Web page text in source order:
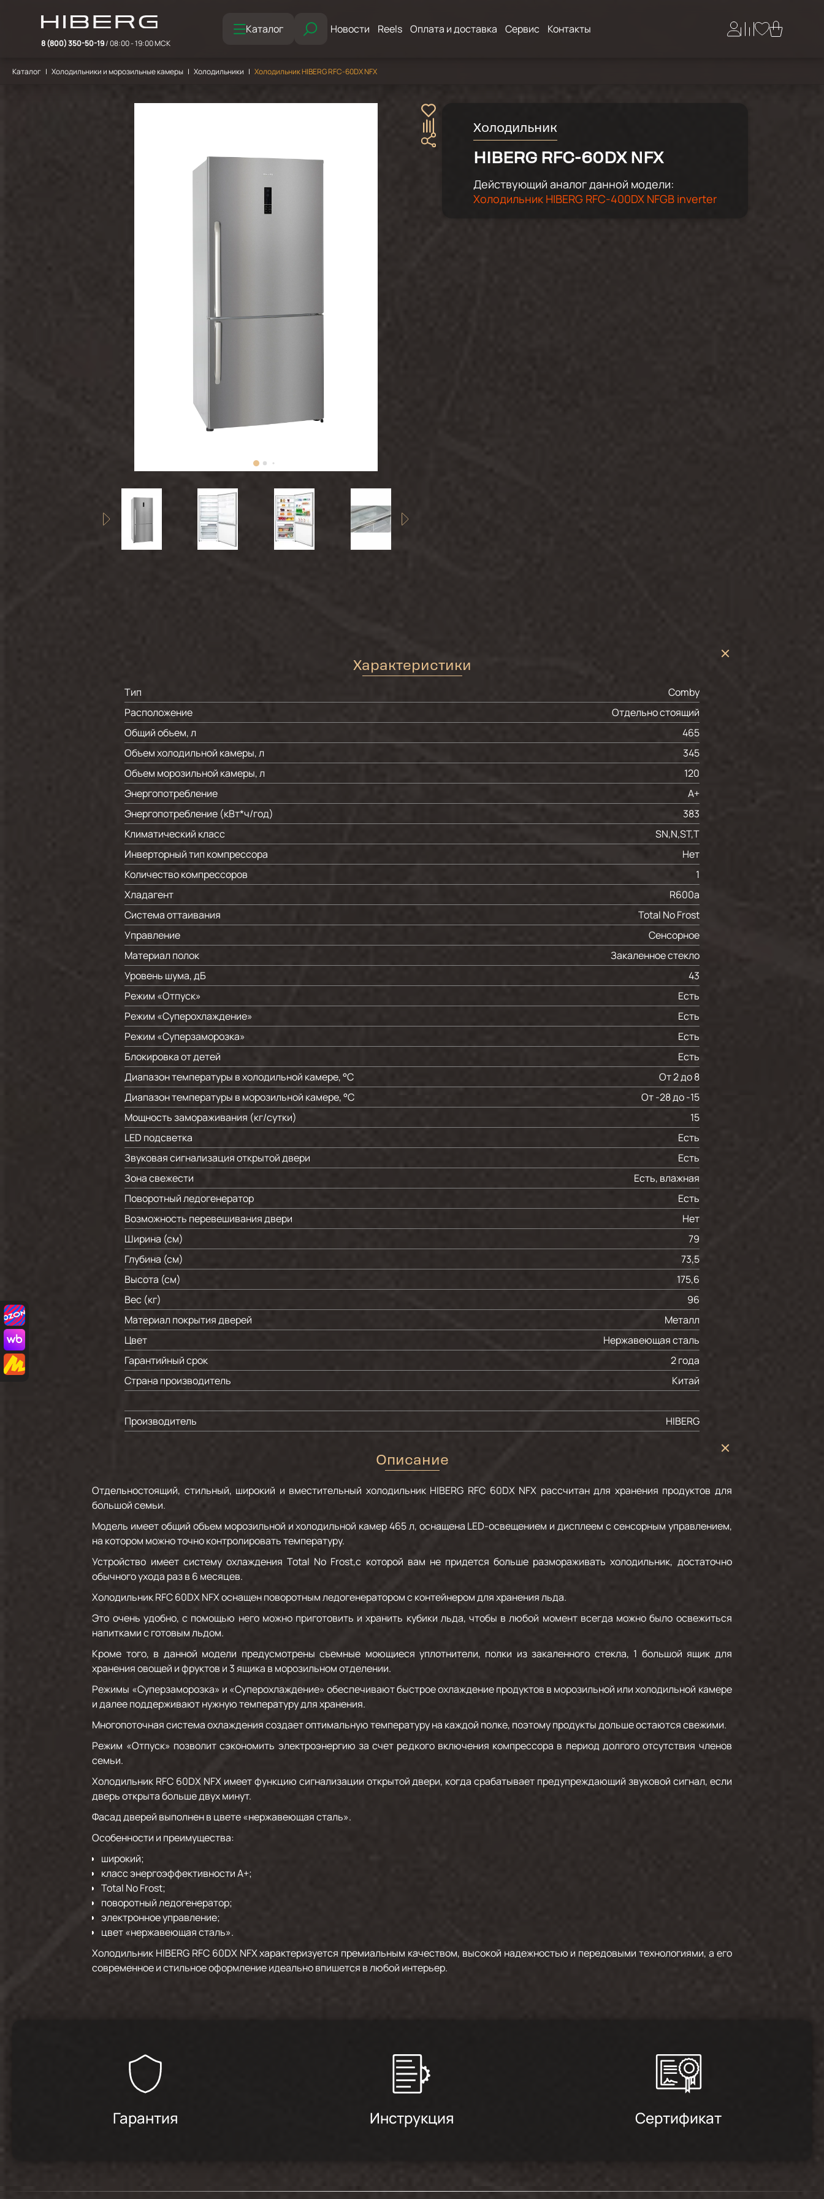
8 (800) 350-50-19/ 08:00 - 19:00 МСК
Каталог Новости Reels Оплата и доставка Сервис Контакты
Каталог Холодильники и морозильные камеры Холодильники Холодильник HIBERG RFC-60DX NFX
Холодильник
HIBERG RFC-60DX NFX
Действующий аналог данной модели:
Холодильник HIBERG RFC-400DX NFGB inverter
Характеристики
Тип
Comby
Расположение
Отдельно стоящий
Общий объем, л
465
Объем холодильной камеры, л
345
Объем морозильной камеры, л
120
Энергопотребление
A+
Энергопотребление (кВт*ч/год)
383
Климатический класс
SN,N,ST,T
Инверторный тип компрессора
Нет
Количество компрессоров
1
Хладагент
R600a
Система оттаивания
Total No Frost
Управление
Сенсорное
Материал полок
Закаленное стекло
Уровень шума, дБ
43
Режим «Отпуск»
Есть
Режим «Суперохлаждение»
Есть
Режим «Суперзаморозка»
Есть
Блокировка от детей
Есть
Диапазон температуры в холодильной камере, °C
От 2 до 8
Диапазон температуры в морозильной камере, °C
От -28 до -15
Мощность замораживания (кг/cутки)
15
LED подсветка
Есть
Звуковая сигнализация открытой двери
Есть
Зона свежести
Есть, влажная
Поворотный ледогенератор
Есть
Возможность перевешивания двери
Нет
Ширина (см)
79
Глубина (см)
73,5
Высота (см)
175,6
Вес (кг)
96
Материал покрытия дверей
Металл
Цвет
Нержавеющая сталь
Гарантийный срок
2 года
Страна производитель
Китай
Производитель HIBERG
Описание
Отдельностоящий, стильный, широкий и вместительный холодильник HIBERG RFC 60DX NFX рассчитан для хранения продуктов для
большой семьи.
Модель имеет общий объем морозильной и холодильной камер 465 л, оснащена LED-освещением и дисплеем с сенсорным управлением,
на котором можно точно контролировать температуру.
Устройство имеет систему охлаждения Total No Frost,с которой вам не придется больше размораживать холодильник, достаточно
обычного ухода раз в 6 месяцев.
Холодильник RFC 60DX NFX оснащен поворотным ледогенератором с контейнером для хранения льда.
Это очень удобно, с помощью него можно приготовить и хранить кубики льда, чтобы в любой момент всегда можно было освежиться
напитками с готовым льдом.
Кроме того, в данной модели предусмотрены съемные моющиеся уплотнители, полки из закаленного стекла, 1 большой ящик для
хранения овощей и фруктов и 3 ящика в морозильном отделении.
Режимы «Суперзаморозка» и «Суперохлаждение» обеспечивают быстрое охлаждение продуктов в морозильной или холодильной камере
и далее поддерживают нужную температуру для хранения.
Многопоточная система охлаждения создает оптимальную температуру на каждой полке, поэтому продукты дольше остаются свежими.
Режим «Отпуск» позволит сэкономить электроэнергию за счет редкого включения компрессора в период долгого отсутствия членов
семьи.
Холодильник RFC 60DX NFX имеет функцию сигнализации открытой двери, когда срабатывает предупреждающий звуковой сигнал, если
дверь открыта больше двух минут.
Фасад дверей выполнен в цвете «нержавеющая сталь».
Особенности и преимущества:
широкий;
класс энергоэффективности А+;
Total No Frost;
поворотный ледогенератор;
электронное управление;
цвет «нержавеющая сталь».
Холодильник HIBERG RFC 60DX NFX характеризуется премиальным качеством, высокой надежностью и передовыми технологиями, а его
современное и стильное оформление идеально впишется в любой интерьер.
Гарантия Инструкция Сертификат